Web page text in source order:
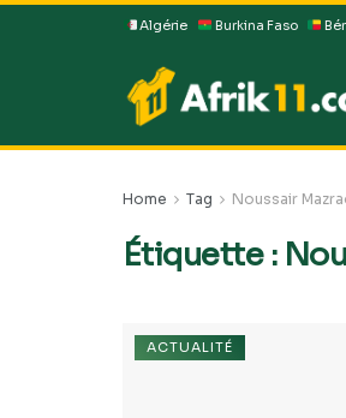
Algérie Burkina Faso
Home Tag Noussair
Étiquette :
ACTUALITÉ